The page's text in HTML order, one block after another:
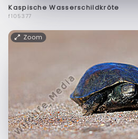
Kaspische Wasserschildkröte
f105377
Zoom